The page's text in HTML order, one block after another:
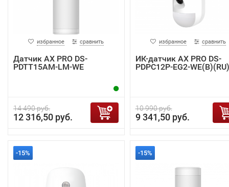
избранное сравнить
Датчик AX PRO DS-
PDTT15AM-LM-WE
14 490 руб.
12 316,50 руб.
избранное сравнить
ИК-датчик AX PRO DS-
PDPC12P-EG2-WE(B)(RU)
10 990 руб.
9 341,50 руб.
-15% -15%